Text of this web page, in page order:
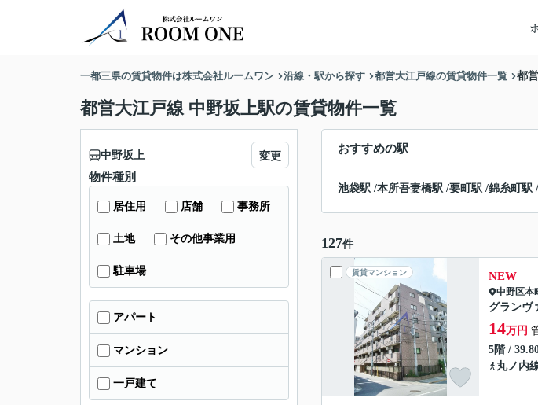
一都三県の賃貸物件は株式会社ルームワン 沿線・駅から探す 都営大江戸線の賃貸物件一覧 都
都営大江戸線 中野坂上駅の賃貸物件一覧
おすすめの駅
池袋駅 /本所吾妻橋駅 /要町駅 /錦糸町駅 /
127件
賃貸マンション NEW
中野区本
グランヴ
14万円
5階 /
丸ノ内
中野坂上 変更
物件種別
居住用 店舗 事務所
土地 その他事業用
駐車場
アパート
マンション
一戸建て